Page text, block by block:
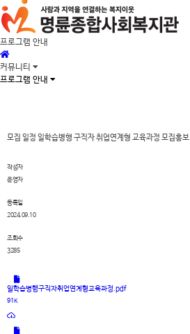
프로그램 안내
커뮤니티
프로그램 안내
모집 일정 일학습병행 구직자 취업연계형 교육과정 모집홍보
작성자
운영자
등록일
2024.09.10
조회수
3285
일학습병행구직자취업연계형교육과정.pdf
91K